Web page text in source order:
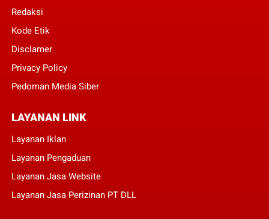
Redaksi
Kode Etik
Disclamer
Privacy Policy
Pedoman Media Siber
LAYANAN LINK
Layanan Iklan
Layanan Pengaduan
Layanan Jasa Website
Layanan Jasa Perizinan PT DLL